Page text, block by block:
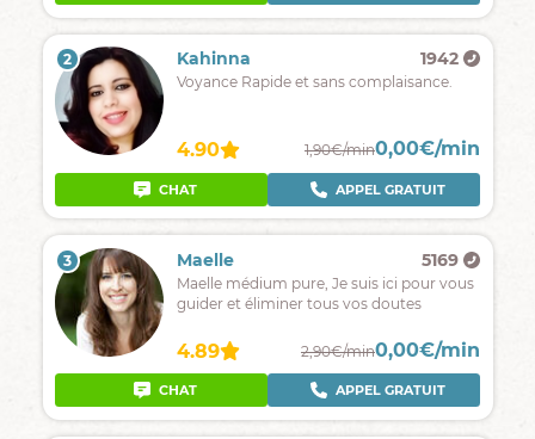
2 Kahinna 1942
Voyance Rapide et sans complaisance.
4.90 1,90€/min0,00€/min
CHAT APPEL GRATUIT
3 Maelle 5169
Maelle médium pure, Je suis ici pour vous
guider et éliminer tous vos doutes
4.89 2,90€/min0,00€/min
CHAT APPEL GRATUIT